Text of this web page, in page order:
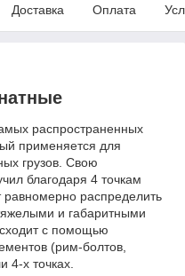
Доставка Оплата
распространенных
применяется для
грузов. Свою
благодаря 4 точкам
равномерно распределить
и габаритными
с помощью
(рим-болтов,
4-х точках.